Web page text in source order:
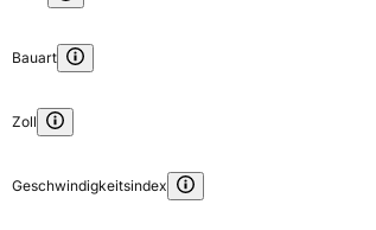
Bauart
Zoll
Geschwindigkeitsindex